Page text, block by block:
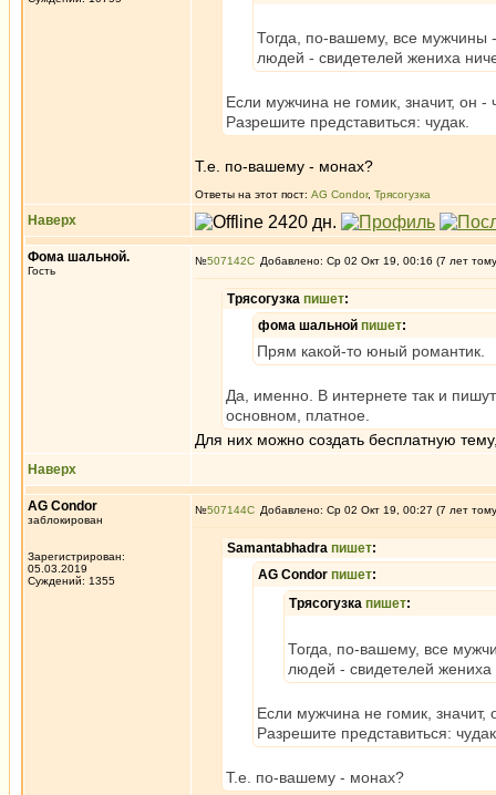
Тогда, по-вашему, все мужчины
людей - свидетелей жениха
Если мужчина не гомик, значит, он -
Разрешите представиться: чудак.
Т.е. по-вашему - монах?
Ответы на этот пост: AG Condor, Трясогузка
Наверх
Фома шальной.
Гость
№507142 Добавлено: Ср 02 Окт 19, 00:16 (7 лет
Трясогузка пишет:
фома шальной пишет:
Прям какой-то юный романтик.
Да, именно. В интернете так и
основном, платное.
Для них можно создать бесплатную
Наверх
AG Condor
заблокирован
Зарегистрирован:
05.03.2019
Суждений: 1355
№507144 Добавлено: Ср 02 Окт 19, 00:27 (7 лет
Samantabhadra пишет:
AG Condor пишет:
Трясогузка пишет:
Тогда, по-вашему, все
людей - свидетелей жениха
Если мужчина не гомик, значит,
Разрешите представиться:
Т.е. по-вашему - монах?